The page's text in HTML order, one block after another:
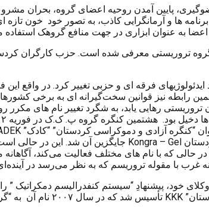
پایین آمدن روحیه اعضای گروه، بحران
ها، برنامه ها و آرمانگرایی کاذب، به تصور خود
به عنوان ابزاری در جهت منافع گروهک
گروه تروریستی معرفی شده است. حزب کارگران
فضای بین المللی درمورد ایدئولوژیهای فرقه ای و حزبی
رابطه نیز قوانین سخت‌گیرانه ای به برخی
رهایی یابد، به شگرد تغییر نام های مکرر
Kongra – Gel جایگزین آن شد. این در حالی
که با نام های مختلف فعالیت می‌کند،
با مقوله تروریسم که به نظر می‌رسد در
طریق وکلای خود، پیشنهادِ “سیستم کنفدرالیسم
KKK تأسیس شد که در سال ۲۰۰۷ نام آن به “گروه (مجمع) جوامع کردستان”